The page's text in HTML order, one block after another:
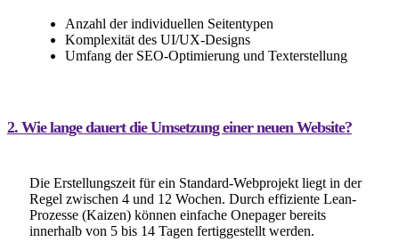
Anzahl der individuellen Seitentypen
Komplexität des UI/UX-Designs
Umfang der SEO-Optimierung und Texterstellung
2. Wie lange dauert die Umsetzung einer neuen Website?
Die Erstellungszeit für ein Standard-Webprojekt liegt in der
Regel zwischen 4 und 12 Wochen. Durch effiziente Lean-
Prozesse (Kaizen) können einfache Onepager bereits
innerhalb von 5 bis 14 Tagen fertiggestellt werden.